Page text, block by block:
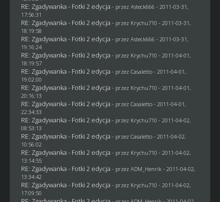
RE: Zgadywanka - Fotki 2 edycja - przez Asteck666 - 2011-03-31,
17:56:31
RE: Zgadywanka - Fotki 2 edycja - przez Krychu710 - 2011-03-31,
18:19:58
RE: Zgadywanka - Fotki 2 edycja - przez Asteck666 - 2011-03-31,
19:16:24
RE: Zgadywanka - Fotki 2 edycja - przez Krychu710 - 2011-04-01,
18:19:57
RE: Zgadywanka - Fotki 2 edycja - przez Casaletto- 2011-04-01,
19:02:00
RE: Zgadywanka - Fotki 2 edycja - przez Krychu710 - 2011-04-01,
20:16:13
RE: Zgadywanka - Fotki 2 edycja - przez Casaletto- 2011-04-01,
22:34:33
RE: Zgadywanka - Fotki 2 edycja - przez Krychu710 - 2011-04-02,
08:53:13
RE: Zgadywanka - Fotki 2 edycja - przez Casaletto- 2011-04-02,
10:56:02
RE: Zgadywanka - Fotki 2 edycja - przez Krychu710 - 2011-04-02,
13:14:55
RE: Zgadywanka - Fotki 2 edycja - przez ADM_Henrik - 2011-04-02,
13:34:42
RE: Zgadywanka - Fotki 2 edycja - przez Krychu710 - 2011-04-02,
17:09:50